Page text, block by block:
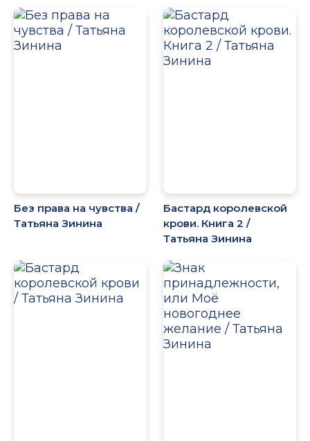
Без права на чувства /
Татьяна Зинина
Бастард королевской
крови. Книга 2 /
Татьяна Зинина